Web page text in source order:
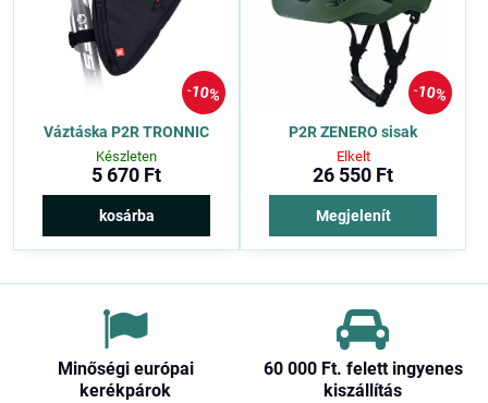
10%
Váztáska P2R TRONNIC
Készleten
5 670 Ft
kosárba
10%
P2R ZENERO sisak
Elkelt
26 550 Ft
Megjelenít
Minőségi európai
kerékpárok
60 000 Ft​. felett ingyenes
kiszállítás